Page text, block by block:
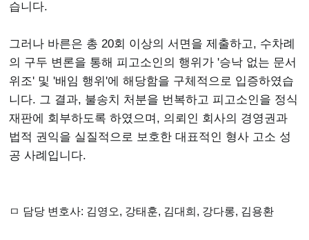
습니다.
그러나 바른은 총 20회 이상의 서면을 제출하고, 수차례
의 구두 변론을 통해 피고소인의 행위가 '승낙 없는 문서
위조' 및 '배임 행위'에 해당함을 구체적으로 입증하였습
니다. 그 결과, 불송치 처분을 번복하고 피고소인을 정식
재판에 회부하도록 하였으며, 의뢰인 회사의 경영권과
법적 권익을 실질적으로 보호한 대표적인 형사 고소 성
공 사례입니다.
ㅁ 담당 변호사: 김영오, 강태훈, 김대희, 강다롱, 김용환